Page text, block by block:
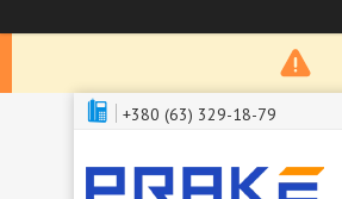
+380 (63) 329-18-79